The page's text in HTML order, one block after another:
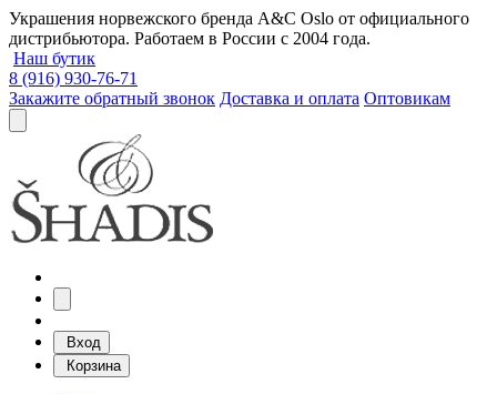
Украшения норвежского бренда A&C Oslo от официального
дистрибьютора. Работаем в России с 2004 года.
Наш бутик
8 (916) 930-76-71
Закажите обратный звонок Доставка и оплата Оптовикам
Вход
Корзина